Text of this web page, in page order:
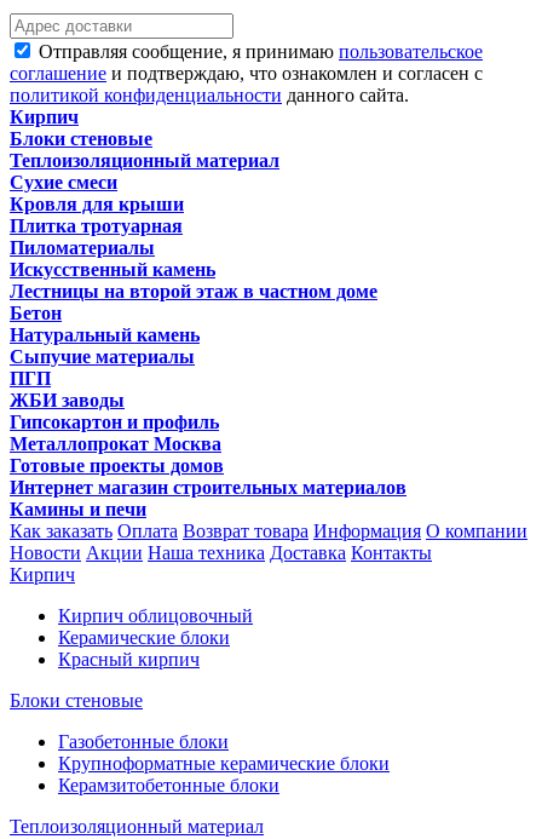
Отправляя сообщение, я принимаю пользовательское
соглашение и подтверждаю, что ознакомлен и согласен с
политикой конфиденциальности данного сайта.
Кирпич
Блоки стеновые
Теплоизоляционный материал
Сухие смеси
Кровля для крыши
Плитка тротуарная
Пиломатериалы
Искусственный камень
Лестницы на второй этаж в частном доме
Бетон
Натуральный камень
Сыпучие материалы
ПГП
ЖБИ заводы
Гипсокартон и профиль
Металлопрокат Москва
Готовые проекты домов
Интернет магазин строительных материалов
Камины и печи
Как заказать Оплата Возврат товара Информация О компании
Новости Акции Наша техника Доставка Контакты
Кирпич
Кирпич облицовочный
Керамические блоки
Красный кирпич
Блоки стеновые
Газобетонные блоки
Крупноформатные керамические блоки
Керамзитобетонные блоки
Теплоизоляционный материал